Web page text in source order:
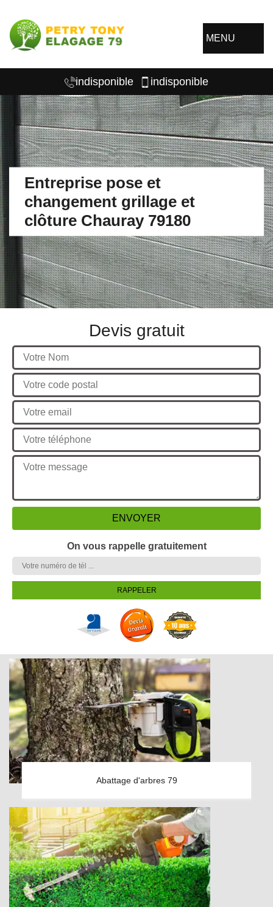
MENU
indisponible indisponible
Entreprise pose et
changement grillage et
clôture Chauray 79180
Devis gratuit
On vous rappelle gratuitement
Abattage d'arbres 79